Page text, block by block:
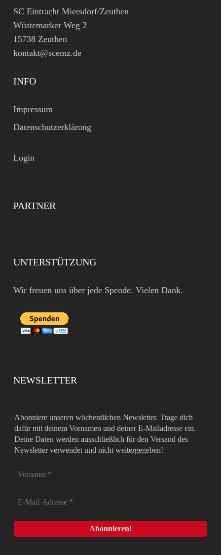
SC Eintracht Miersdorf/Zeuthen
Wüstemarker Weg 2
15738 Zeuthen
kontakt@scemz.de
INFO
Impressum
Datenschutzerklärung
Login
PARTNER
UNTERSTÜTZUNG
Wir freuen uns über jede Spende. Vielen Dank.
NEWSLETTER
Abonniere unseren wöchentlichen Newsletter. Trage dich
dafür mit deinem Vornamen und deiner E-Mailadresse ein.
Deine Daten werden ausschließlich für den Versand des
Newsletter verwendet und nicht weitergegeben!